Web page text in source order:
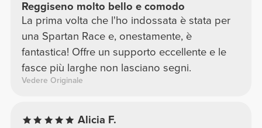
Reggiseno molto bello e comodo
La prima volta che l'ho indossata è stata per
una Spartan Race e, onestamente, è
fantastica! Offre un supporto eccellente e le
fasce più larghe non lasciano segni.
Vedere Originale
Alicia F.